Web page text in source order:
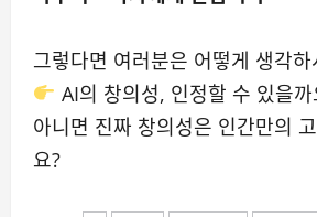
그렇다면 여러분은 어떻게 생각하
AI의 창의성, 인정할 수 있을까
아니면 진짜 창의성은 인간만의
요?